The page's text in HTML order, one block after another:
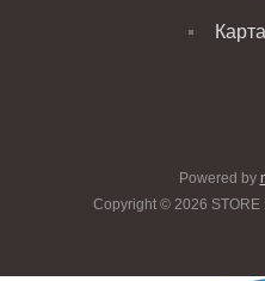
Powered by
Copyright © 2026